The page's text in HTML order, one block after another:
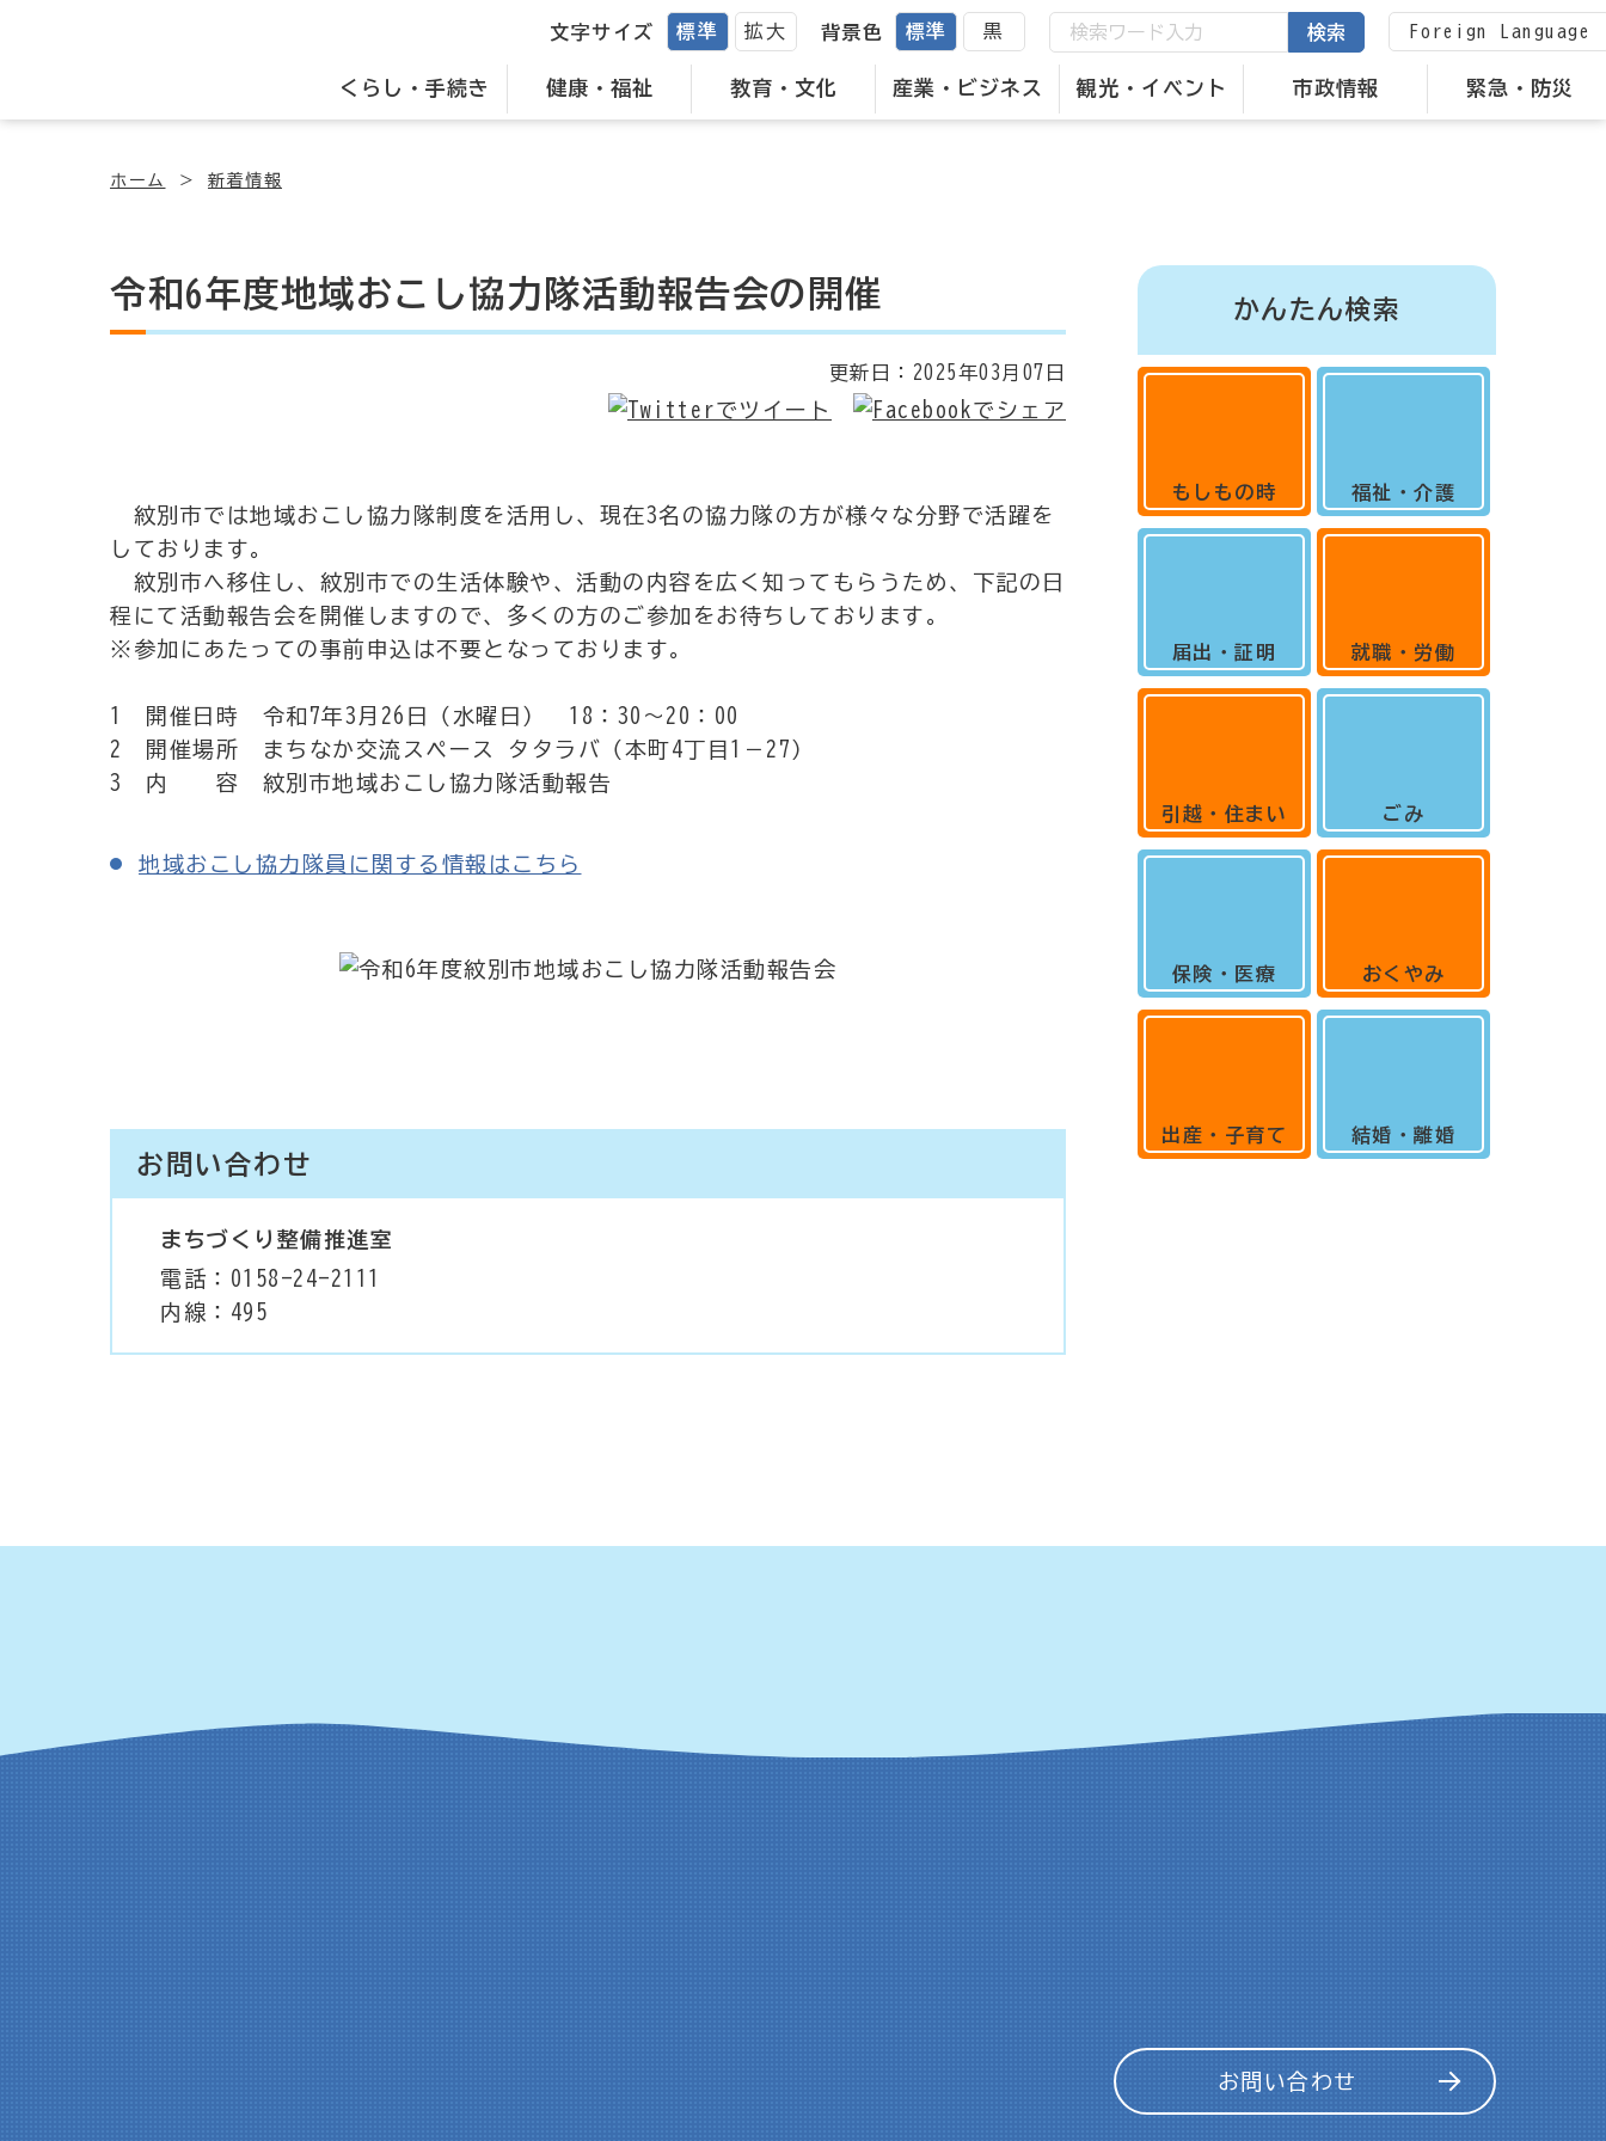
くらし・手続き 健康・福祉 教育・文化 産業・ビジネス 観光・イベント 市政情報 緊急・防災
文字サイズ 標準 拡大 背景色 標準 黒 検索 Foreign Language
ホーム 新着情報
令和6年度地域おこし協力隊活動報告会の開催
更新日： 2025年03月07日
紋別市では地域おこし協力隊制度を活用し、現在3名の協力隊の方が様々な分野で活躍を
しております。
紋別市へ移住し、紋別市での生活体験や、活動の内容を広く知ってもらうため、下記の日
程にて活動報告会を開催しますので、多くの方のご参加をお待ちしております。
※参加にあたっての事前申込は不要となっております。
1 開催日時 令和7年3月26日（水曜日） 18：30～20：00
2 開催場所 まちなか交流スペース タタラバ（本町4丁目1－27）
3 内 容 紋別市地域おこし協力隊活動報告
地域おこし協力隊員に関する情報はこちら
お問い合わせ
まちづくり整備推進室
電話：0158-24-2111
内線：495
かんたん検索
もしもの時
届出・証明
引越・住まい
保険・医療
出産・子育て
福祉・介護
就職・労働
ごみ
おくやみ
結婚・離婚
お問い合わせ